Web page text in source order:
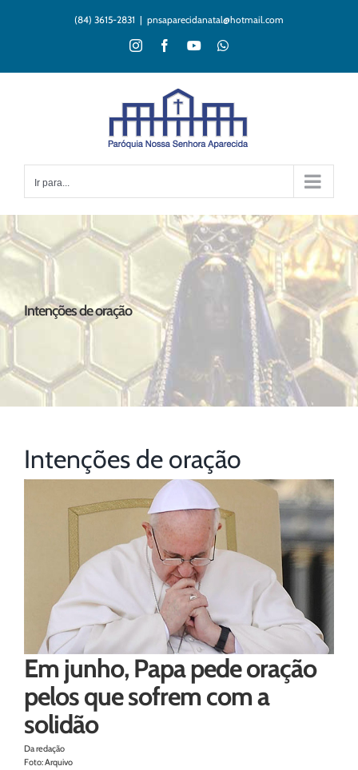
(84) 3615-2831 | pnsaparecidanatal@hotmail.com
InstagramFacebookYouTubeWhatsApp
Ir para...
Intenções de oração
Intenções de oração
Em junho, Papa pede oração
pelos que sofrem com a
solidão
Da redação
Foto: Arquivo